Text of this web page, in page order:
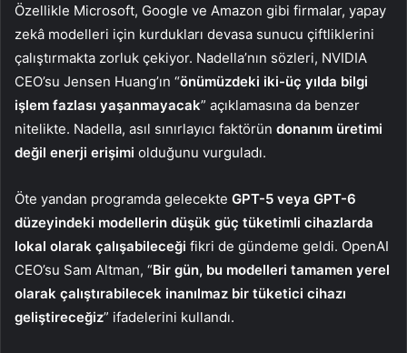
Özellikle Microsoft, Google ve Amazon gibi firmalar, yapay
zekâ modelleri için kurdukları devasa sunucu çiftliklerini
çalıştırmakta zorluk çekiyor. Nadella’nın sözleri, NVIDIA
CEO’su Jensen Huang’ın “önümüzdeki iki-üç yılda bilgi
işlem fazlası yaşanmayacak” açıklamasına da benzer
nitelikte. Nadella, asıl sınırlayıcı faktörün donanım üretimi
değil enerji erişimi olduğunu vurguladı.
Öte yandan programda gelecekte GPT-5 veya GPT-6
düzeyindeki modellerin düşük güç tüketimli cihazlarda
lokal olarak çalışabileceği fikri de gündeme geldi. OpenAI
CEO’su Sam Altman, “Bir gün, bu modelleri tamamen yerel
olarak çalıştırabilecek inanılmaz bir tüketici cihazı
geliştireceğiz” ifadelerini kullandı.